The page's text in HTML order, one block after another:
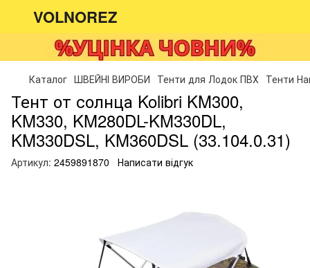
VOLNOREZ
Каталог ШВЕЙНІ ВИРОБИ Тенти для Лодок ПВХ Тенти
Тент от солнца Kolibri KM300,
KM330, KM280DL-KM330DL,
KM330DSL, KM360DSL (33.104.0.31)
Артикул: 2459891870 Написати відгук